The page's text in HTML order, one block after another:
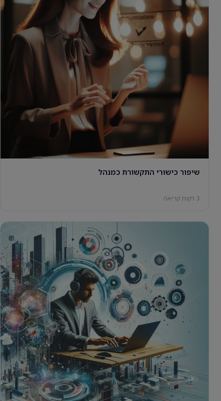
שיפור כישורי התקשורת כמנהל
3 דקות קריאה